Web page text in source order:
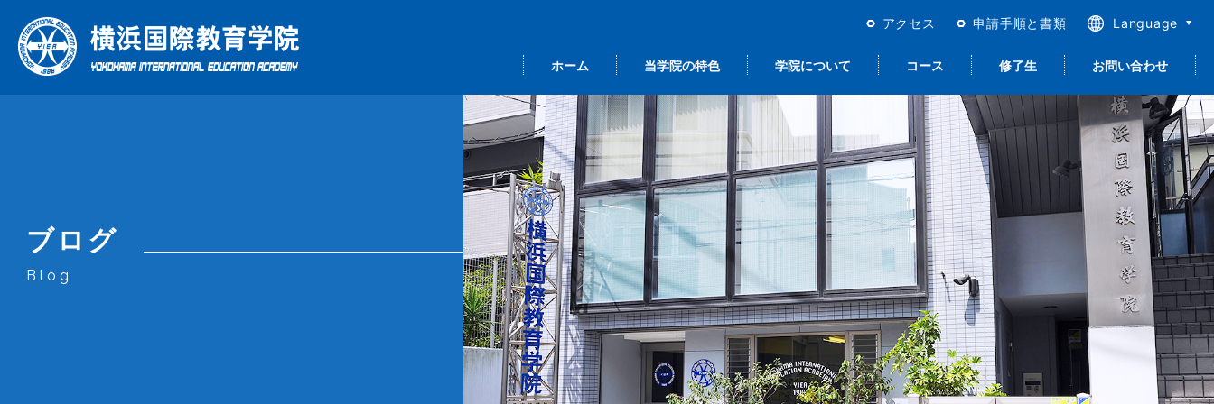
アクセス 申請手順と書類
Language
繁體中文
简体中文
ホーム 当学院の特色
当学院の特色
What Makes Us Special
当学院の学び 進路サポート 質保証とISO
学院について
学院について
About Us
カレンダー 留学生活 宿泊について
コース
コース
Courses
総合日本語 ＜留学ビ
大学院進学クラス
総合日本語＜留学以
外＞
就職サポート
その他の選択
修了生 お問い合わせ
ブログ
Blog